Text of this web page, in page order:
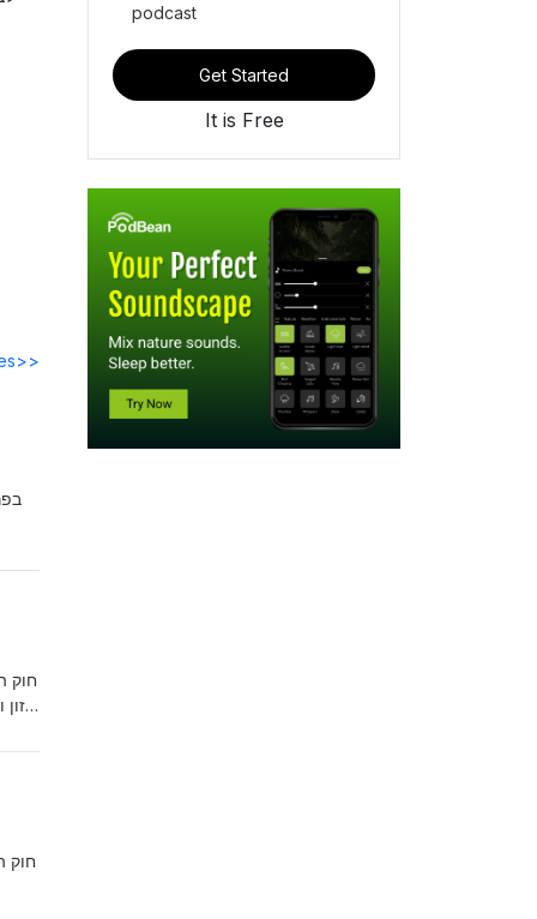
podcast
Get Started
It is Free